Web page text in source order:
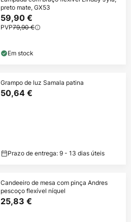
preto mate, GX53
59,90 €
PVP79,90 €
Em stock
Grampo de luz Samala patina
50,64 €
Prazo de entrega: 9 - 13 dias úteis
Candeeiro de mesa com pinça Andres
pescoço flexível níquel
25,83 €